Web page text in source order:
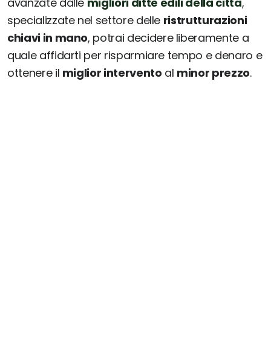
specializzate nel settore delle ristrutturazioni
chiavi in mano, potrai decidere liberamente a
quale affidarti per risparmiare tempo e denaro e
ottenere il miglior intervento al minor prezzo.